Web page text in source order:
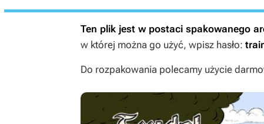
Ten plik jest w postaci spakowanego
w której można go użyć, wpisz hasło:
Do rozpakowania polecamy użycie